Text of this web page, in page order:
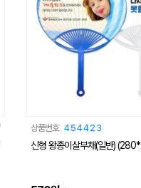
상품번호 454423
신형 왕종이살부채(일반)